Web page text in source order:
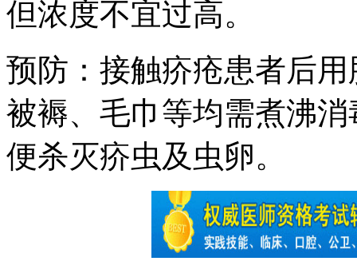
但浓度不宜过高。
预防：接触疥疮患者后
被褥、毛巾等均需煮沸
便杀灭疥虫及虫卵。